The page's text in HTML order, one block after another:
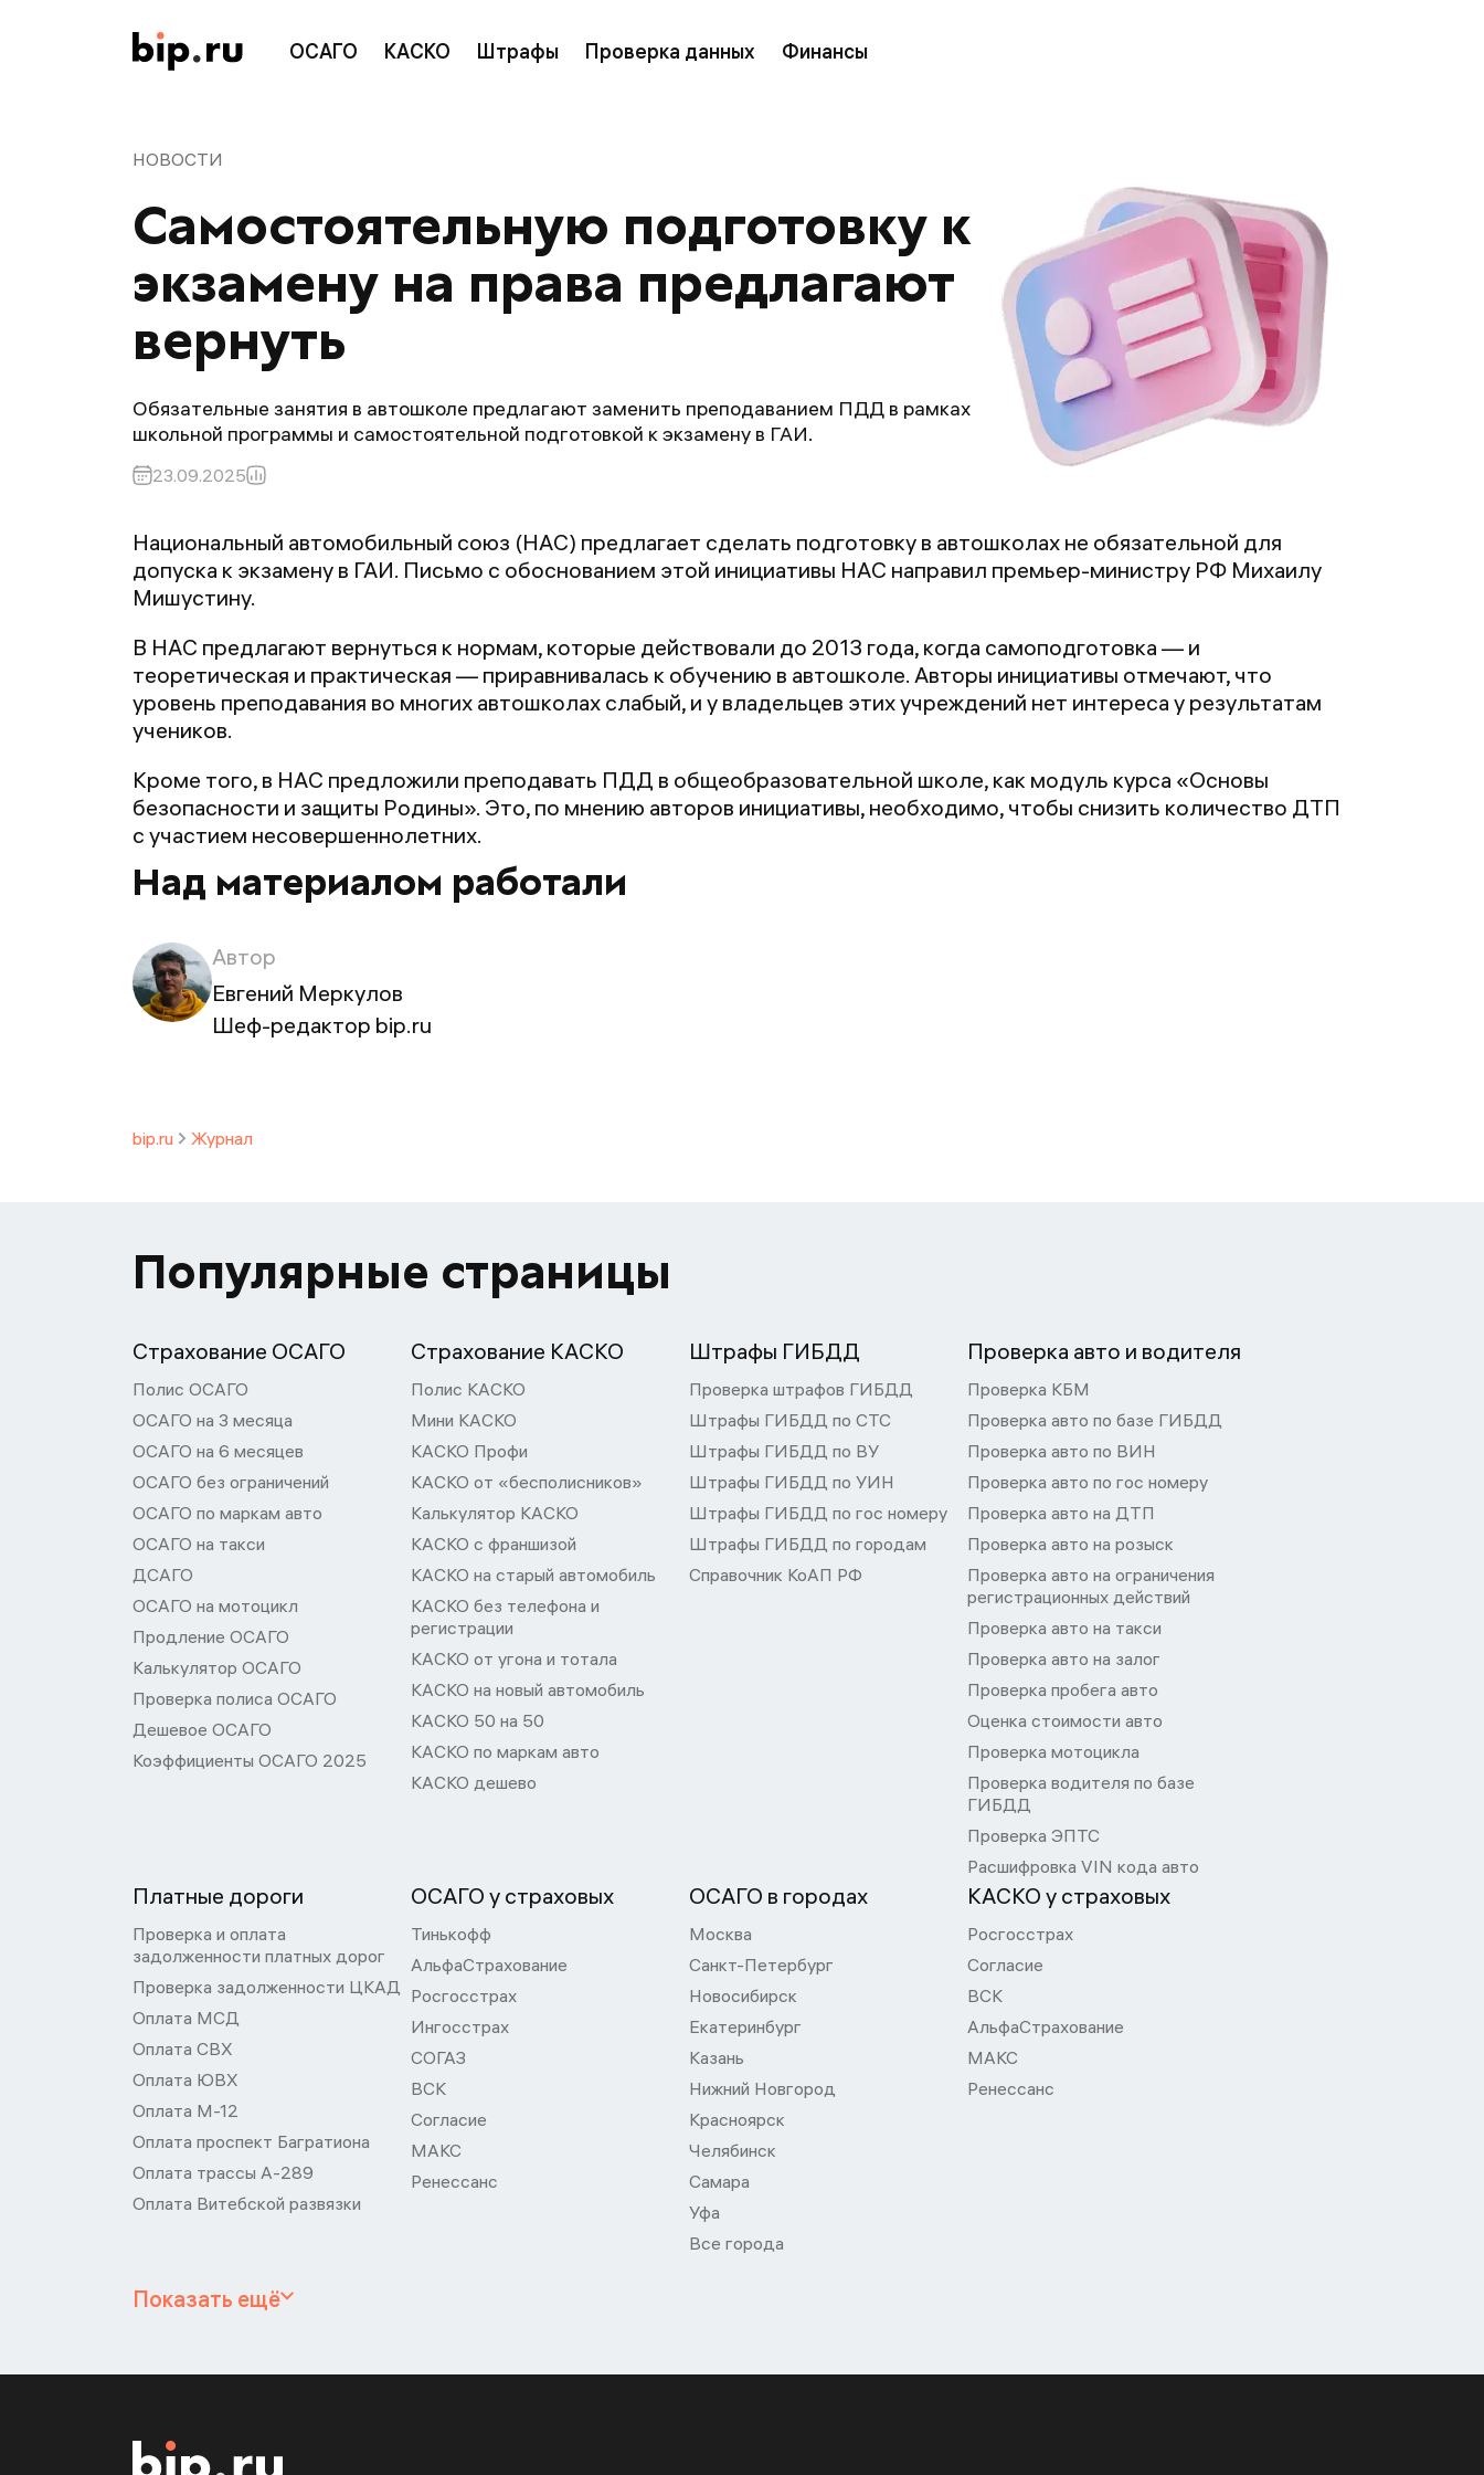
ОСАГО КАСКО Штрафы Проверка данных Финансы
НОВОСТИ
Самостоятельную подготовку к
экзамену на права предлагают
вернуть
Обязательные занятия в автошколе предлагают заменить преподаванием ПДД в рамках
школьной программы и самостоятельной подготовкой к экзамену в ГАИ.
23.09.2025
Национальный автомобильный союз (НАС) предлагает сделать подготовку в автошколах не обязательной для
допуска к экзамену в ГАИ. Письмо с обоснованием этой инициативы НАС направил премьер-министру РФ Михаилу
Мишустину.
В НАС предлагают вернуться к нормам, которые действовали до 2013 года, когда самоподготовка — и
теоретическая и практическая — приравнивалась к обучению в автошколе. Авторы инициативы отмечают, что
уровень преподавания во многих автошколах слабый, и у владельцев этих учреждений нет интереса у результатам
учеников.
Кроме того, в НАС предложили преподавать ПДД в общеобразовательной школе, как модуль курса «Основы
безопасности и защиты Родины». Это, по мнению авторов инициативы, необходимо, чтобы снизить количество ДТП
с участием несовершеннолетних.
Над материалом работали
Автор
Евгений Меркулов
Шеф-редактор bip.ru
bip.ru Журнал
Популярные страницы
Страхование ОСАГО
Полис ОСАГО
ОСАГО на 3 месяца
ОСАГО на 6 месяцев
ОСАГО без ограничений
ОСАГО по маркам авто
ОСАГО на такси
ДСАГО
ОСАГО на мотоцикл
Продление ОСАГО
Калькулятор ОСАГО
Проверка полиса ОСАГО
Дешевое ОСАГО
Коэффициенты ОСАГО 2025
Страхование КАСКО
Полис КАСКО
Мини КАСКО
КАСКО Профи
КАСКО от «бесполисников»
Калькулятор КАСКО
КАСКО с франшизой
КАСКО на старый автомобиль
КАСКО без телефона и
регистрации
КАСКО от угона и тотала
КАСКО на новый автомобиль
КАСКО 50 на 50
КАСКО по маркам авто
КАСКО дешево
Штрафы ГИБДД
Проверка штрафов ГИБДД
Штрафы ГИБДД по СТС
Штрафы ГИБДД по ВУ
Штрафы ГИБДД по УИН
Штрафы ГИБДД по гос номеру
Штрафы ГИБДД по городам
Справочник КоАП РФ
Проверка авто и водителя
Проверка КБМ
Проверка авто по базе ГИБДД
Проверка авто по ВИН
Проверка авто по гос номеру
Проверка авто на ДТП
Проверка авто на розыск
Проверка авто на ограничения
регистрационных действий
Проверка авто на такси
Проверка авто на залог
Проверка пробега авто
Оценка стоимости авто
Проверка мотоцикла
Проверка водителя по базе
ГИБДД
Проверка ЭПТС
Расшифровка VIN кода авто
Платные дороги
Проверка и оплата
задолженности платных дорог
Проверка задолженности ЦКАД
Оплата МСД
Оплата СВХ
Оплата ЮВХ
Оплата М-12
Оплата проспект Багратиона
Оплата трассы А-289
Оплата Витебской развязки
ОСАГО у страховых
Тинькофф
АльфаСтрахование
Росгосстрах
Ингосстрах
СОГАЗ
ВСК
Согласие
МАКС
Ренессанс
ОСАГО в городах
Москва
Санкт-Петербург
Новосибирск
Екатеринбург
Казань
Нижний Новгород
Красноярск
Челябинск
Самара
Уфа
Все города
КАСКО у страховых
Росгосстрах
Согласие
ВСК
АльфаСтрахование
МАКС
Ренессанс
Показать ещё